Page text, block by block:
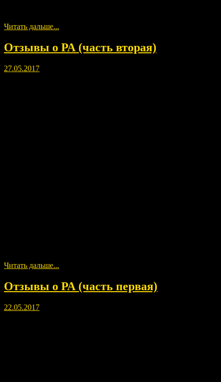
Читать дальше...
Отзывы о РА (часть вторая)
27.05.2017
Читать дальше...
Отзывы о РА (часть первая)
22.05.2017